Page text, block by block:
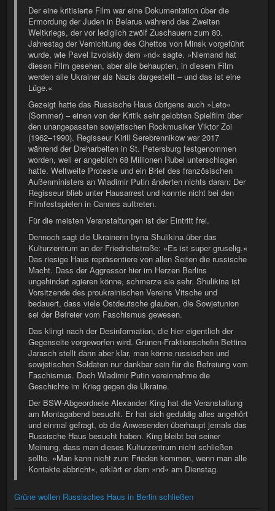
Der eine kritisierte Film war eine Dokumentation über die
Ermordung der Juden in Belarus während des Zweiten
Weltkriegs, der vor lediglich zwölf Zuschauern zum 80.
Jahrestag der Vernichtung des Ghettos von Minsk vorgeführt
wurde, wie Pavel Izvolskiy dem »nd« sagte. »Niemand hat
diesen Film gesehen, aber alle behaupten, in diesem Film
werden alle Ukrainer als Nazis dargestellt – und das ist eine
Lüge.«
Gezeigt hatte das Russische Haus übrigens auch »Leto«
(Sommer) – einen von der Kritik sehr gelobten Spielfilm über
den unangepassten sowjetischen Rockmusiker Viktor Zoi
(1962–1990). Regisseur Kirill Serebrennikow war 2017
während der Dreharbeiten in St. Petersburg festgenommen
worden, weil er angeblich 68 Millionen Rubel unterschlagen
hatte. Weltweite Proteste und ein Brief des französischen
Außenministers an Wladimir Putin änderten nichts daran: Der
Regisseur blieb unter Hausarrest und konnte nicht bei den
Filmfestspielen in Cannes auftreten.
Für die meisten Veranstaltungen ist der Eintritt frei.
Dennoch sagt die Ukrainerin Iryna Shulikina über das
Kulturzentrum an der Friedrichstraße: »Es ist super gruselig.«
Das riesige Haus repräsentiere von allen Seiten die russische
Macht. Dass der Aggressor hier im Herzen Berlins
ungehindert agieren könne, schmerze sie sehr. Shulikina ist
Vorsitzende des proukrainischen Vereins Vitsche und
bedauert, dass viele Ostdeutsche glauben, die Sowjetunion
sei der Befreier vom Faschismus gewesen.
Das klingt nach der Desinformation, die hier eigentlich der
Gegenseite vorgeworfen wird. Grünen-Fraktionschefin Bettina
Jarasch stellt dann aber klar, man könne russischen und
sowjetischen Soldaten nur dankbar sein für die Befreiung vom
Faschismus. Doch Wladimir Putin vereinnahme die
Geschichte im Krieg gegen die Ukraine.
Der BSW-Abgeordnete Alexander King hat die Veranstaltung
am Montagabend besucht. Er hat sich geduldig alles angehört
und einmal gefragt, ob die Anwesenden überhaupt jemals das
Russische Haus besucht haben. King bleibt bei seiner
Meinung, dass man dieses Kulturzentrum nicht schließen
sollte. »Man kann nicht zum Frieden kommen, wenn man alle
Kontakte abbricht«, erklärt er dem »nd« am Dienstag.
Grüne wollen Russisches Haus in Berlin schließen